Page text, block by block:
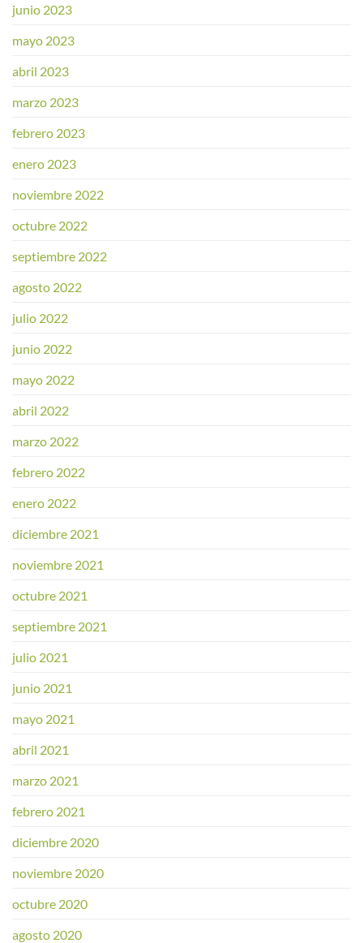
junio 2023
mayo 2023
abril 2023
marzo 2023
febrero 2023
enero 2023
noviembre 2022
octubre 2022
septiembre 2022
agosto 2022
julio 2022
junio 2022
mayo 2022
abril 2022
marzo 2022
febrero 2022
enero 2022
diciembre 2021
noviembre 2021
octubre 2021
septiembre 2021
julio 2021
junio 2021
mayo 2021
abril 2021
marzo 2021
febrero 2021
diciembre 2020
noviembre 2020
octubre 2020
agosto 2020